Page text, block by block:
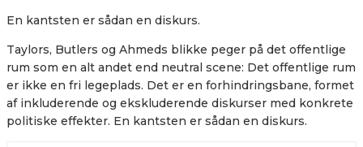
En kantsten er sådan en diskurs.
Taylors, Butlers og Ahmeds blikke peger på det offentlige
rum som en alt andet end neutral scene: Det offentlige rum
er ikke en fri legeplads. Det er en forhindringsbane, formet
af inkluderende og ekskluderende diskurser med konkrete
politiske effekter. En kantsten er sådan en diskurs.